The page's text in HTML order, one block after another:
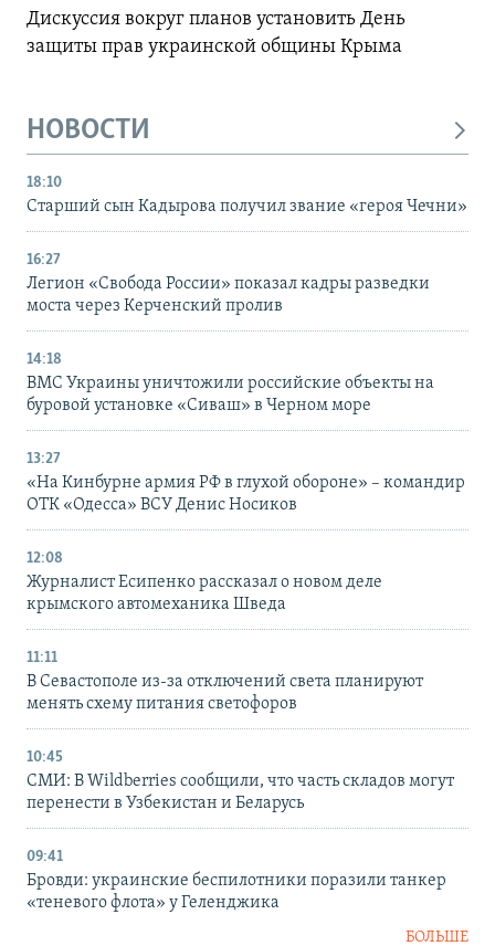
Дискуссия вокруг планов установить День
защиты прав украинской общины Крыма
НОВОСТИ
18:10
Старший сын Кадырова получил звание «героя Чечни»
16:27
Легион «Свобода России» показал кадры разведки
моста через Керченский пролив
14:18
ВМС Украины уничтожили российские объекты на
буровой установке «Сиваш» в Черном море
13:27
«На Кинбурне армия РФ в глухой обороне» – командир
ОТК «Одесса» ВСУ Денис Носиков
12:08
Журналист Есипенко рассказал о новом деле
крымского автомеханика Шведа
11:11
В Севастополе из-за отключений света планируют
менять схему питания светофоров
10:45
СМИ: В Wildberries сообщили, что часть складов могут
перенести в Узбекистан и Беларусь
09:41
Бровди: украинские беспилотники поразили танкер
«теневого флота» у Геленджика
БОЛЬШЕ